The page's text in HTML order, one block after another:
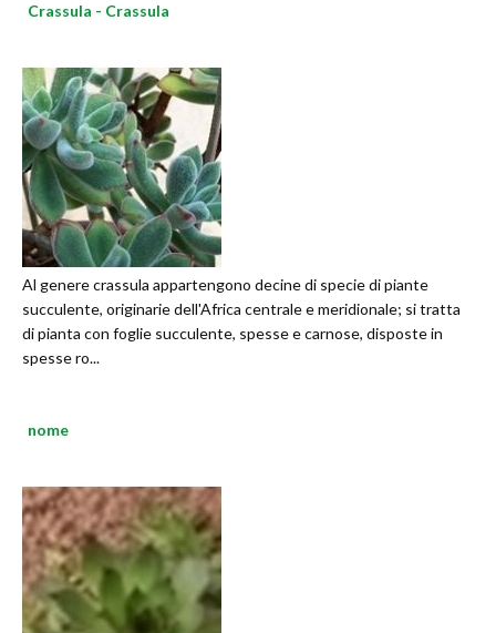
Crassula - Crassula
Al genere crassula appartengono decine di specie di piante
succulente, originarie dell'Africa centrale e meridionale; si tratta
di pianta con foglie succulente, spesse e carnose, disposte in
spesse ro...
nome